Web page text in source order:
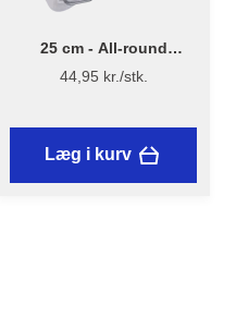
25 cm - All-round
Malerrulle m/skaft
44,95 kr./stk.
Læg i kurv